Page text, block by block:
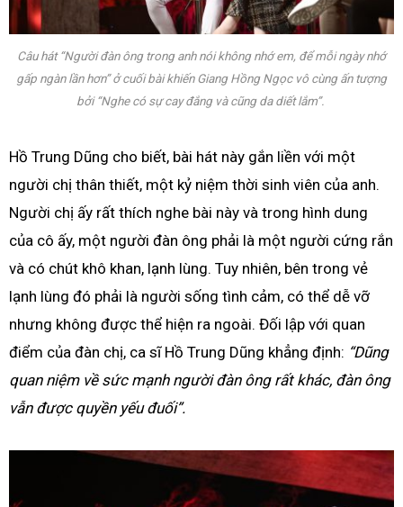
Câu hát “Người đàn ông trong anh nói không nhớ em, để mỗi ngày nhớ
gấp ngàn lần hơn” ở cuối bài khiến Giang Hồng Ngọc vô cùng ấn tượng
bởi“Nghe có sự cay đắng và cũng da diết lắm”.
Hồ Trung Dũng cho biết, bài hát này gắn liền với một
người chị thân thiết, một kỷ niệm thời sinh viên của anh.
Người chị ấy rất thích nghe bài này và trong hình dung
của cô ấy, một người đàn ông phải là một người cứng rắn
và có chút khô khan, lạnh lùng. Tuy nhiên, bên trong vẻ
lạnh lùng đó phải là người sống tình cảm, có thể dễ vỡ
nhưng không được thể hiện ra ngoài. Đối lập với quan
điểm của đàn chị, ca sĩ Hồ Trung Dũng khẳng định: “Dũng
quan niệm về sức mạnh người đàn ông rất khác, đàn ông
vẫn được quyền yếu đuối”.